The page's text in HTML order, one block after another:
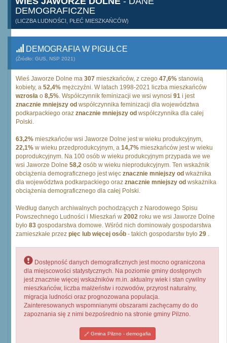
DEMOGRAFICZNE
(LICZBA LUDNOŚCI, PŁEĆ MIESZKAŃCÓW)
DEMOGRAFIA W PIGUŁCE
(Źródło: GUS, NSP 2021)
Wieś Jaworze Dolne ma 307 mieszkańców, z czego 47,6% stanowią
kobiety, a 52,4% mężczyźni. W latach 1998-2021 liczba mieszkańców
wzrosła o 8,5%. Współczynnik feminizacji we wsi wynosi 91 i jest
znacznie mniejszy od współczynnika feminizacji dla województwa
podkarpackiego oraz znacznie mniejszy od współczynnika dla całej
Polski.
63,2% mieszkańców wsi Jaworze Dolne jest w wieku produkcyjnym,
22,1% w wieku przedprodukcyjnym, a 14,7% mieszkańców jest w wieku
poprodukcyjnym. Na 100 osób w wieku produkcyjnym przypada we we
wsi Jaworze Dolne 58,2 osób w wieku nieprodukcyjnym. Ten wskaźnik
obciążenia demograficznego jest więc znacznie mniejszy od wkażnika
dla województwa podkarpackiego oraz znacznie mniejszy od wskażnika
obciążenia demograficznego dla całej Polski.
Według danych archiwalnych pochodzących z Narodowego Spisu
Powszechnego Ludności i Mieszkań w 2002 roku we wsi Jaworze Dolne
było 83 gospodarstwa domowe. Wśród nich dominowały gospodarstwa
zamieszkałe przez pięc lub więcej osób - takich gospodarstw było 29 .
Dostępność danych demograficznych jest mocno ograniczona
dla miejscowości statystycznych. Na poziomie gminy dostępnych
jest znacznie więcej wskaźników m.in. aktualny wiek i stan cywilny
mieszkańców, liczba małżeństw i rozwodów, przyrost naturalny,
migracja ludności oraz prognozowana populacja.
Zainteresowanych wspomnianymi obszarami zachęcamy do do
zapoznania się z nimi bezpośrednio na stronie gminy Pilzno.
Gmina Pilzno - demogafia